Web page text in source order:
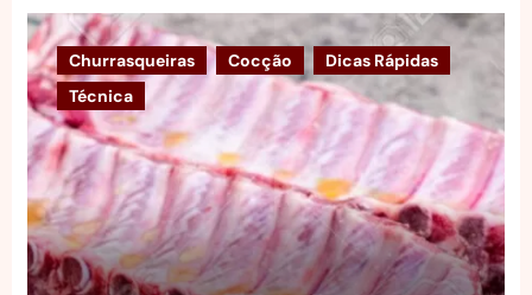
Churrasqueiras Cocção
Dicas Rápidas
Técnica